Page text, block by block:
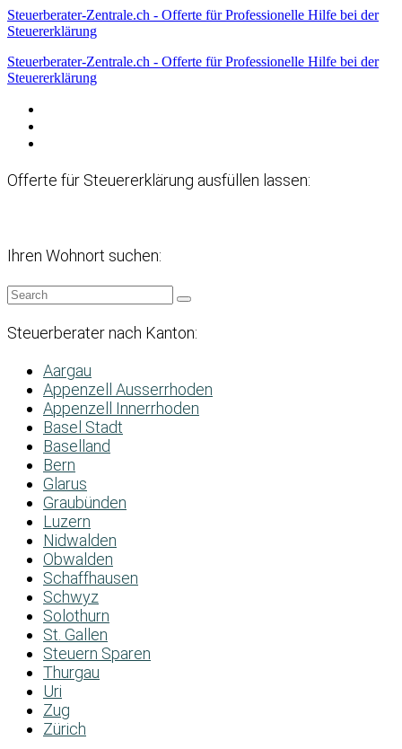
Steuerberater-Zentrale.ch - Offerte für Professionelle Hilfe bei der
Steuererklärung
Steuerberater-Zentrale.ch - Offerte für Professionelle Hilfe bei der
Steuererklärung
Offerte für Steuererklärung ausfüllen lassen:
Ihren Wohnort suchen:
Steuerberater nach Kanton:
Aargau
Appenzell Ausserrhoden
Appenzell Innerrhoden
Basel Stadt
Baselland
Bern
Glarus
Graubünden
Luzern
Nidwalden
Obwalden
Schaffhausen
Schwyz
Solothurn
St. Gallen
Steuern Sparen
Thurgau
Uri
Zug
Zürich